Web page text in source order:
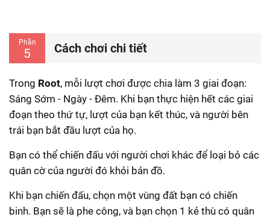
Phần
5 Cách chơi chi tiết
Trong Root, mỗi lượt chơi được chia làm 3 giai đoạn:
Sáng Sớm - Ngày - Đêm. Khi bạn thực hiện hết các giai
đoạn theo thứ tự, lượt của bạn kết thúc, và người bên
trái bạn bắt đầu lượt của họ.
Bạn có thể chiến đấu với người chơi khác để loại bỏ các
quân cờ của người đó khỏi bản đồ.
Khi bạn chiến đấu, chọn một vùng đất bạn có chiến
binh. Bạn sẽ là phe công, và bạn chọn 1 kẻ thù có quân